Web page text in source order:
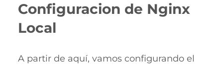
Configuracion de Nginx
Local
A partir de aquí, vamos configurando el